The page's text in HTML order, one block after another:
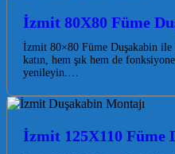
İzmit 80X80 Füme
İzmit 80×80 Füme Duşakabin
katın, hem şık hem de
yenileyin.…
İzmit 125X110 Füme